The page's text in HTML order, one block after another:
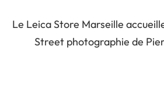
Le Leica Store Marseille
Street photographie de